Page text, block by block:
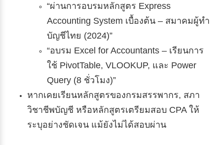
“ผ่านการอบรมหลักสูตร Express
Accounting System เบื้องต้น – สมาคมผู้ทำ
บัญชีไทย (2024)”
“อบรม Excel for Accountants – เรียนการ
ใช้ PivotTable, VLOOKUP, และ Power
Query (8 ชั่วโมง)”
หากเคยเรียนหลักสูตรของกรมสรรพากร, สภา
วิชาชีพบัญชี หรือหลักสูตรเตรียมสอบ CPA ให้
ระบุอย่างชัดเจน แม้ยังไม่ได้สอบผ่าน